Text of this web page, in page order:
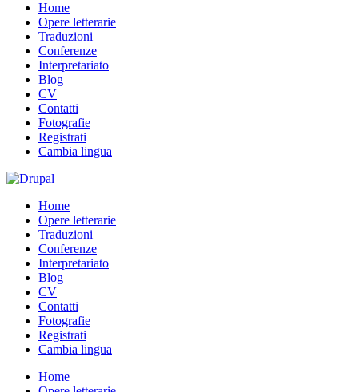
Home
Opere letterarie
Traduzioni
Conferenze
Interpretariato
Blog
CV
Contatti
Fotografie
Registrati
Cambia lingua
Home
Opere letterarie
Traduzioni
Conferenze
Interpretariato
Blog
CV
Contatti
Fotografie
Registrati
Cambia lingua
Home